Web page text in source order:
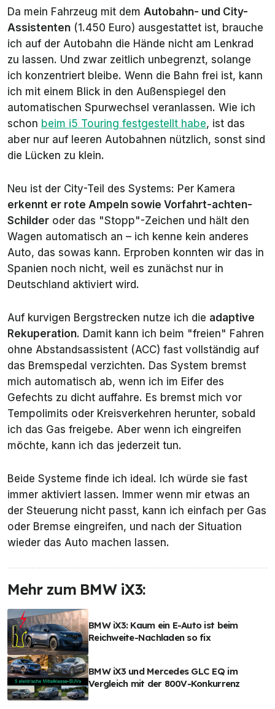
Da mein Fahrzeug mit dem Autobahn- und City-
Assistenten (1.450 Euro) ausgestattet ist, brauche
ich auf der Autobahn die Hände nicht am Lenkrad
zu lassen. Und zwar zeitlich unbegrenzt, solange
ich konzentriert bleibe. Wenn die Bahn frei ist, kann
ich mit einem Blick in den Außenspiegel den
automatischen Spurwechsel veranlassen. Wie ich
schon beim i5 Touring festgestellt habe, ist das
aber nur auf leeren Autobahnen nützlich, sonst sind
die Lücken zu klein.
Neu ist der City-Teil des Systems: Per Kamera
erkennt er rote Ampeln sowie Vorfahrt-achten-
Schilder oder das "Stopp"-Zeichen und hält den
Wagen automatisch an – ich kenne kein anderes
Auto, das sowas kann. Erproben konnten wir das in
Spanien noch nicht, weil es zunächst nur in
Deutschland aktiviert wird.
Auf kurvigen Bergstrecken nutze ich die adaptive
Rekuperation. Damit kann ich beim "freien" Fahren
ohne Abstandsassistent (ACC) fast vollständig auf
das Bremspedal verzichten. Das System bremst
mich automatisch ab, wenn ich im Eifer des
Gefechts zu dicht auffahre. Es bremst mich vor
Tempolimits oder Kreisverkehren herunter, sobald
ich das Gas freigebe. Aber wenn ich eingreifen
möchte, kann ich das jederzeit tun.
Beide Systeme finde ich ideal. Ich würde sie fast
immer aktiviert lassen. Immer wenn mir etwas an
der Steuerung nicht passt, kann ich einfach per Gas
oder Bremse eingreifen, und nach der Situation
wieder das Auto machen lassen.
Mehr zum BMW iX3:
BMW iX3: Kaum ein E-Auto ist beim
Reichweite-Nachladen so fix
BMW iX3 und Mercedes GLC EQ im
Vergleich mit der 800V-Konkurrenz